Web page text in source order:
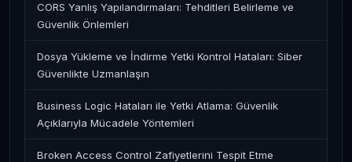
CORS Yanlış Yapılandırmaları: Tehditleri Belirleme ve
Güvenlik Önlemleri
Dosya Yükleme ve İndirme Yetki Kontrol Hataları: Siber
Güvenlikte Uzmanlaşın
Business Logic Hataları ile Yetki Atlama: Güvenlik
Açıklarıyla Mücadele Yöntemleri
Broken Access Control Zafiyetlerini Tespit Etme